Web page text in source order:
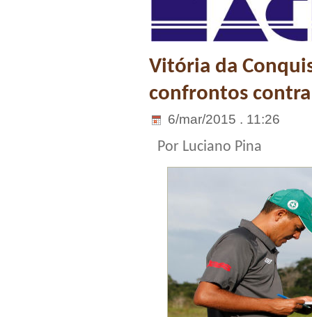
Vitória da
confrontos
6/mar/2015 . 11:26
Por Luciano Pina